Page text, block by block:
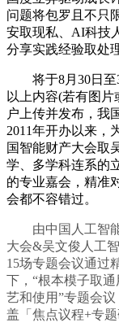
问题将包罗且不只
安取现私、AI科技
分享实践经验取处
将于8月30日至
以上内容(若有图片
户上传并发布，我
2011年开办以来，
国智能财产大会取
学、多学科连系的
的专业嘉会，精准
会都不容错过。
由中国人工智能
大会&吴文俊人工
15场专题会议通过
下，“根本模子取
艺和使用”专题会
盖「焦点议程+专